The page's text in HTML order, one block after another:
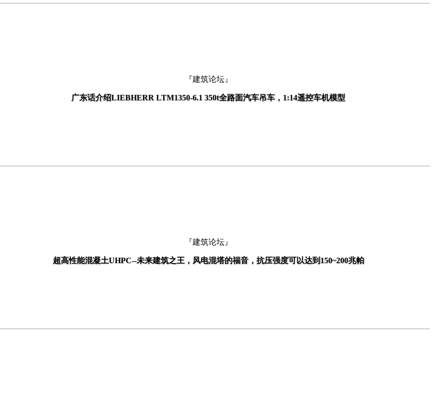
『建筑论坛』
广东话介绍LIEBHERR LTM1350-6.1 350t全路面汽车吊车，1:14遥控车机模型
『建筑论坛』
超高性能混凝土UHPC--未来建筑之王，风电混塔的福音，抗压强度可以达到150~200兆帕